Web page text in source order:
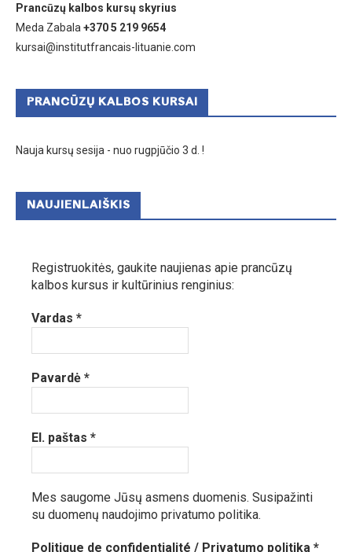
Prancūzų kalbos kursų skyrius
Meda Zabala +370 5 219 9654
kursai@institutfrancais-lituanie.com
PRANCŪZŲ KALBOS KURSAI
Nauja kursų sesija - nuo rugpjūčio 3 d. !
NAUJIENLAIŠKIS
Registruokitės, gaukite naujienas apie prancūzų
kalbos kursus ir kultūrinius renginius:
Vardas *
Pavardė *
El. paštas *
Mes saugome Jūsų asmens duomenis. Susipažinti
su duomenų naudojimo privatumo politika.
Politique de confidentialité / Privatumo politika *